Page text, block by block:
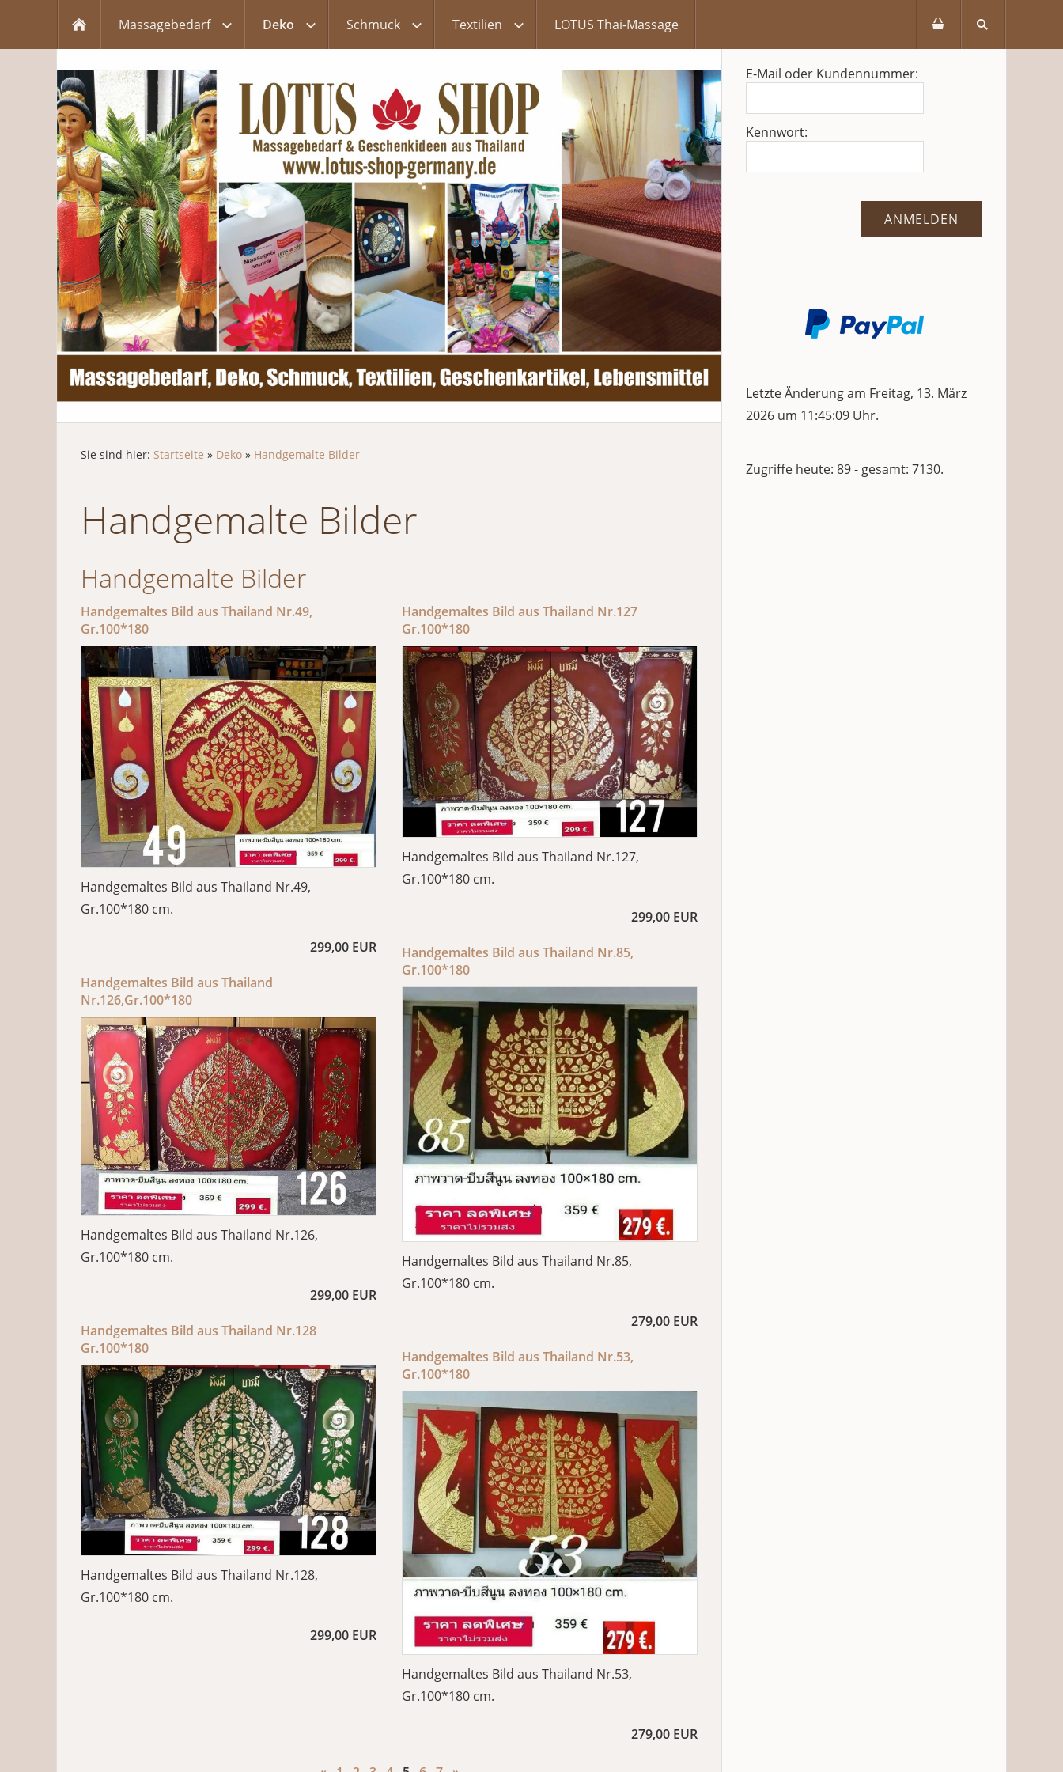
Massagebedarf Deko Schmuck Textilien LOTUS Thai-Massage
Sie sind hier: Startseite » Deko » Handgemalte Bilder
Handgemalte Bilder
Handgemalte Bilder
Handgemaltes Bild aus Thailand Nr.49,
Gr.100*180
Handgemaltes Bild aus Thailand Nr.49,
Gr.100*180 cm.
299,00 EUR
Handgemaltes Bild aus Thailand
Nr.126,Gr.100*180
Handgemaltes Bild aus Thailand Nr.126,
Gr.100*180 cm.
299,00 EUR
Handgemaltes Bild aus Thailand Nr.128
Gr.100*180
Handgemaltes Bild aus Thailand Nr.128,
Gr.100*180 cm.
299,00 EUR
Handgemaltes Bild aus Thailand Nr.127
Gr.100*180
Handgemaltes Bild aus Thailand Nr.127,
Gr.100*180 cm.
299,00 EUR
Handgemaltes Bild aus Thailand Nr.85,
Gr.100*180
Handgemaltes Bild aus Thailand Nr.85,
Gr.100*180 cm.
279,00 EUR
Handgemaltes Bild aus Thailand Nr.53,
Gr.100*180
Handgemaltes Bild aus Thailand Nr.53,
Gr.100*180 cm.
279,00 EUR
E-Mail oder Kundennummer:
Kennwort:
Letzte Änderung am Freitag, 13. März
2026 um 11:45:09 Uhr.
Zugriffe heute: 89 - gesamt: 7130.